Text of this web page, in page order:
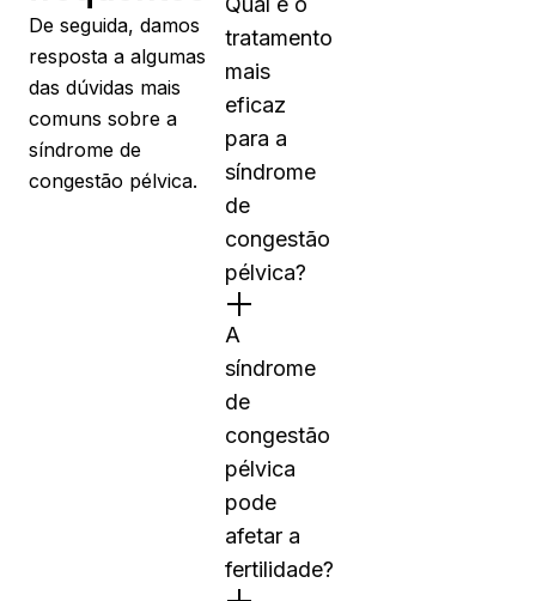
De seguida, damos
resposta a algumas
das dúvidas mais
comuns sobre a
síndrome de
congestão pélvica.
tratamento
mais
eficaz
para a
síndrome
de
congestão
pélvica?
A
síndrome
de
congestão
pélvica
pode
afetar a
fertilidade?